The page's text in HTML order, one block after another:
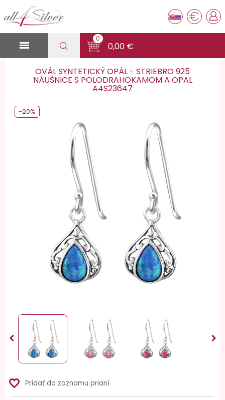
€

0
0,00 €
OVÁL SYNTETICKÝ OPÁL - STRIEBRO 925
NÁUŠNICE S POLODRAHOKAMOM A OPAL
A4S23647
-20%
 
favorite_border Pridať do zoznamu prianí